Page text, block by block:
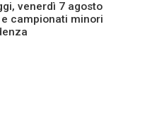
venerdì 7 agosto
e campionati minori